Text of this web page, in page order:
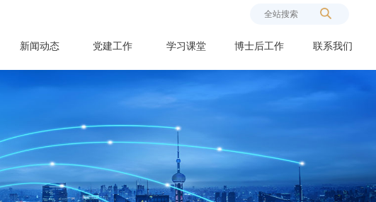
新闻动态 党建工作 学习课堂 博士后工作 联系我们